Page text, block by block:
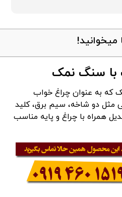
میخوانید!
با سنگ نمک
به عنوان چراغ خواب
مثل دو شاخه، سیم برق، کلید
همراه با چراغ و پایه مناسب